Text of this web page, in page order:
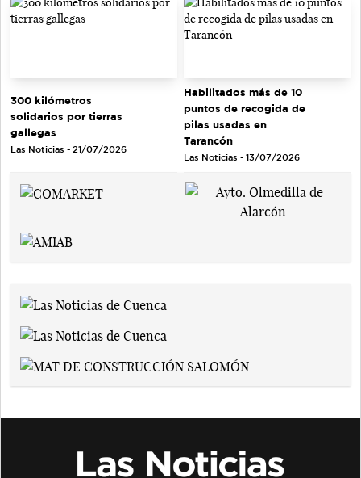
300 kilómetros
solidarios por tierras
gallegas
Las Noticias - 21/07/2026
Habilitados más de 10
puntos de recogida de
pilas usadas en
Tarancón
Las Noticias - 13/07/2026